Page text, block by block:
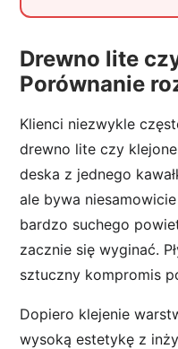
Drewno lite
Porównanie
Klienci niezwykle
drewno lite czy
deska z jednego
ale bywa
bardzo suchego
zacznie się wyginać.
sztuczny kompromis
Dopiero klejenie
wysoką estetykę z